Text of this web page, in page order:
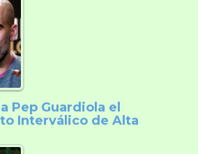
Pep Guardiola el
Interválico de Alta